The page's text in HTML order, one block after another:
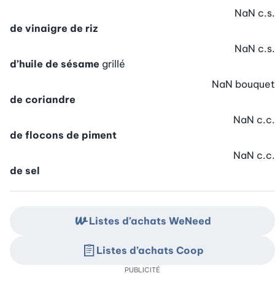
de vinaigre de riz
NaN c.s.
d’huile de sésame grillé
NaN c.s.
de coriandre
NaN bouquet
de flocons de piment
NaN c.c.
de sel
NaN c.c.
Listes d’achats WeNeed
Listes d’achats Coop
PUBLICITÉ